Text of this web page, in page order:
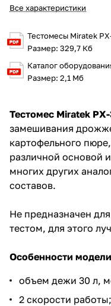
Все характеристики
Тестомесы Miratek
Размер: 329,7 Кб
Каталог
Размер: 2,1 Мб
Тестомес Miratek
замешивания
картофельного
различной основой
многих других
составов.
Не предназначен
тестом, для этого
Особенности модели
объем дежи 30 л,
2 скорости работы;